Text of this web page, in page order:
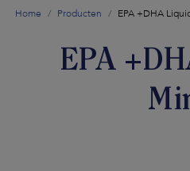
Home Producten EPA +DHA
EPA